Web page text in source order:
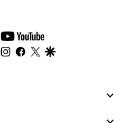
youtube-
footer
instagram
facebook
twitter